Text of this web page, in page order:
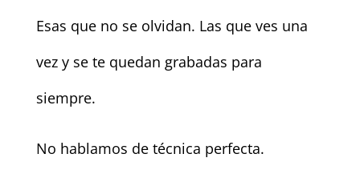
Esas que no se olvidan. Las que ves una
vez y se te quedan grabadas para
siempre.
No hablamos de técnica perfecta.